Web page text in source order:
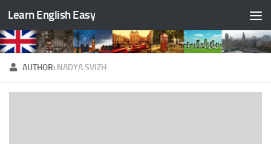
Skip to content
Learn English Easy
AUTHOR: NADYA SVIZH